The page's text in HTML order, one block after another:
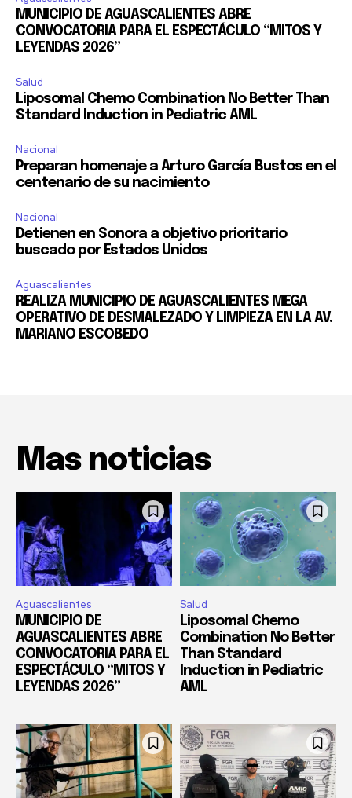
Acepto la Política de Privacidad.
32,111 32,214
MUNICIPIO DE AGUASCALIENTES ABRE
CONVOCATORIA PARA EL ESPECTÁCULO “MITOS Y
LEYENDAS 2026”
Salud
Liposomal Chemo Combination No Better Than
Standard Induction in Pediatric AML
Nacional
Preparan homenaje a Arturo García Bustos en el
centenario de su nacimiento
Nacional
Detienen en Sonora a objetivo prioritario
buscado por Estados Unidos
Aguascalientes
REALIZA MUNICIPIO DE AGUASCALIENTES MEGA
OPERATIVO DE DESMALEZADO Y LIMPIEZA EN LA AV.
MARIANO ESCOBEDO
Mas noticias
Aguascalientes
MUNICIPIO DE
AGUASCALIENTES ABRE
CONVOCATORIA PARA EL
ESPECTÁCULO “MITOS Y
LEYENDAS 2026”
Salud
Liposomal Chemo
Combination No Better
Than Standard
Induction in Pediatric
AML